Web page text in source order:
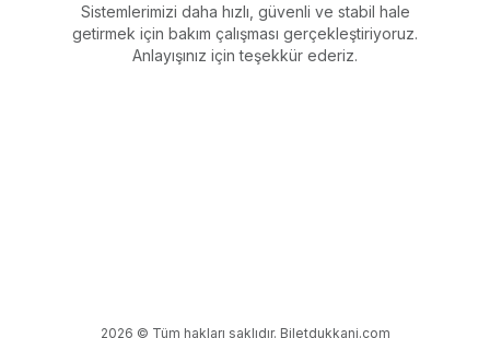
Sistemlerimizi daha hızlı, güvenli ve stabil hale
getirmek için bakım çalışması gerçekleştiriyoruz.
Anlayışınız için teşekkür ederiz.
2026 © Tüm hakları saklıdır. Biletdukkani.com